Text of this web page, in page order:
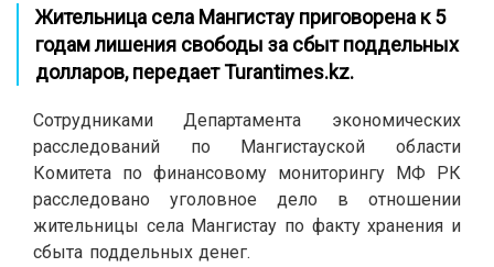
Жительница села Мангистау приговорена к 5
годам лишения свободы за сбыт поддельных
долларов, передаетTurantimes.kz.
Сотрудниками Департамента экономических
расследований по Мангистауской области
Комитета по финансовому мониторингу МФ РК
расследовано уголовное дело в отношении
жительницы села Мангистау по факту хранения и
сбыта поддельных денег.